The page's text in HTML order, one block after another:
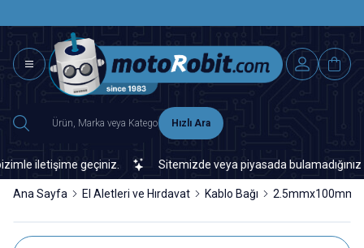
Hızlı Ara
iletişime geçiniz. Sitemizde veya piyasada bulamadığınız
Ana Sayfa El Aletleri ve Hırdavat Kablo Bağı 2.5mmx100mm